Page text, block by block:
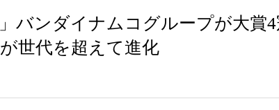
」バンダイナムコグループが大賞
世代を超えて進化